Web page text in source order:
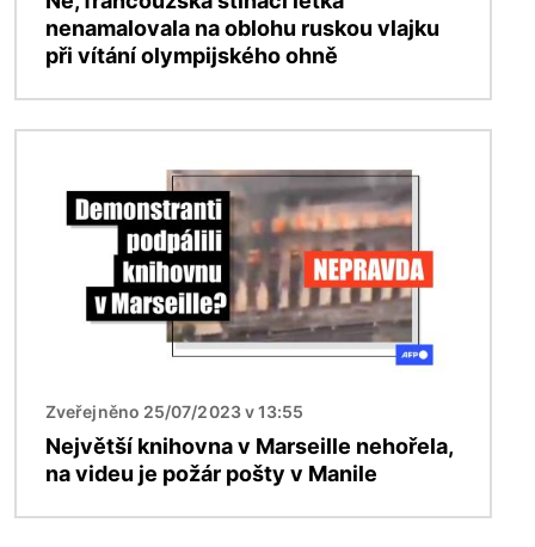
nenamalovala na oblohu ruskou vlajku
při vítání olympijského ohně
Zveřejněno 25/07/2023 v 13:55
Největší knihovna v Marseille nehořela,
na videu je požár pošty v Manile